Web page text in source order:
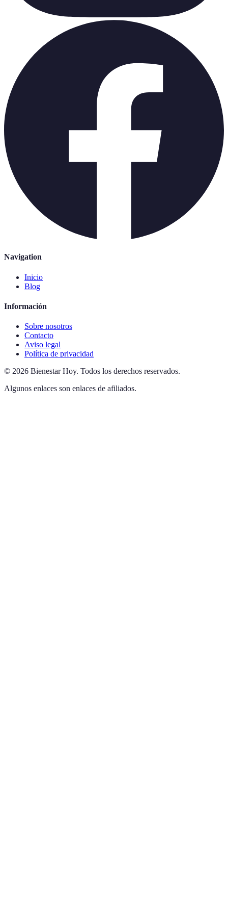
Navigation
Inicio
Blog
Información
Sobre nosotros
Contacto
Aviso legal
Política de privacidad
© 2026 Bienestar Hoy. Todos los derechos reservados.
Algunos enlaces son enlaces de afiliados.